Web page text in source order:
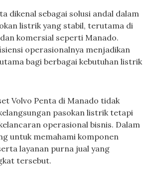
dikenal sebagai solusi andal dalam
listrik yang stabil, terutama di
komersial seperti Manado.
operasionalnya menjadikan
bagi berbagai kebutuhan listrik
Volvo Penta di Manado tidak
pasokan listrik tetapi
operasional bisnis. Dalam
untuk memahami komponen
layanan purna jual yang
tersebut.